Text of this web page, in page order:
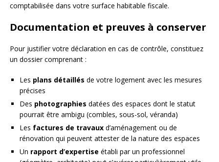
comptabilisée dans votre surface habitable fiscale.
Documentation et preuves à conserver
Pour justifier votre déclaration en cas de contrôle, constituez
un dossier comprenant :
Les plans détaillés de votre logement avec les mesures
précises
Des photographies datées des espaces dont le statut
pourrait être ambigu (combles, sous-sol, véranda)
Les factures de travaux d’aménagement ou de
rénovation qui peuvent attester de la nature des espaces
Un rapport d’expertise établi par un professionnel